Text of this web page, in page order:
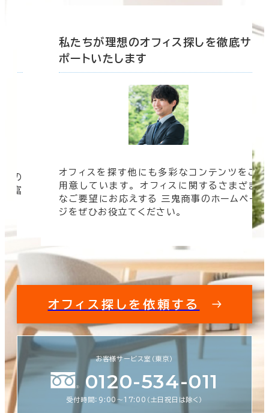
の
豊富
私たちが理想のオフィス探しを徹底サ
ポートいたします
オフィスを探す他にも多彩なコンテンツをご
用意しています。 オフィスに関するさまざま
なご要望にお応えする 三鬼商事のホームペー
ジをぜひお役立てください。
オフィス探しを依頼する
お客様サービス室（東京）
0120-534-011
受付時間：9:00〜17:00（土日祝日は除く）